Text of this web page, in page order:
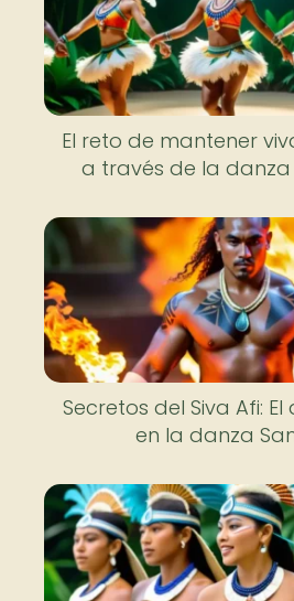
El reto de mantener
a través de la
Secretos del Siva Afi:
en la danza